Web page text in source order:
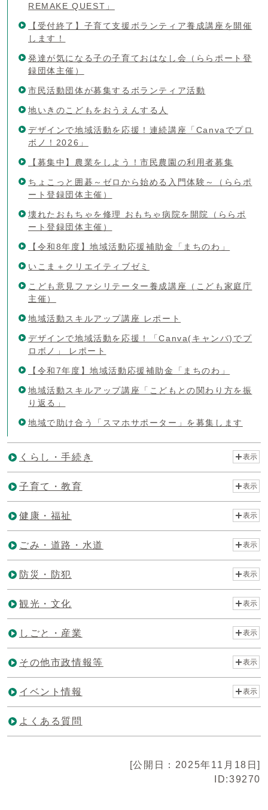
REMAKE QUEST」
【受付終了】子育て支援ボランティア養成講座を開催
します！
発達が気になる子の子育ておはなし会（ららポート登
録団体主催）
市民活動団体が募集するボランティア活動
地いきのこどもをおうえんする人
デザインで地域活動を応援！連続講座「Canvaでプロ
ボノ！2026」
【募集中】農業をしよう！市民農園の利用者募集
ちょこっと囲碁～ゼロから始める入門体験～（ららポ
ート登録団体主催）
壊れたおもちゃを修理 おもちゃ病院を開院（ららポ
ート登録団体主催）
【令和8年度】地域活動応援補助金「まちのわ」
いこま＋クリエイティブゼミ
こども意見ファシリテーター養成講座（こども家庭庁
主催）
地域活動スキルアップ講座 レポート
デザインで地域活動を応援！「Canva(キャンバ)でプ
ロボノ」 レポート
【令和7年度】地域活動応援補助金「まちのわ」
地域活動スキルアップ講座「こどもとの関わり方を振
り返る」
地域で助け合う「スマホサポーター」を募集します
くらし・手続き 表示
子育て・教育 表示
健康・福祉 表示
ごみ・道路・水道 表示
防災・防犯 表示
観光・文化 表示
しごと・産業 表示
その他市政情報等 表示
イベント情報 表示
よくある質問
[公開日：2025年11月18日]
ID:39270